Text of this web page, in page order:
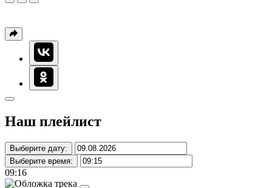
Наш плейлист
Выберите дату:
Выберите время:
09:16